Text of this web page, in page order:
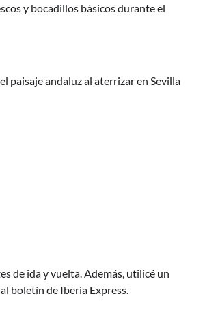
y bocadillos básicos durante el
paisaje andaluz al aterrizar en Sevilla
de ida y vuelta. Además, utilicé un
boletín de Iberia Express.